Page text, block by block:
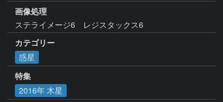
画像処理
ステライメージ6　レジスタックス6
カテゴリー
惑星
特集
2016年 木星